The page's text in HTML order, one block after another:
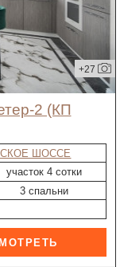
+27
ШОССЕ
участок 4 сотки
3 спальни